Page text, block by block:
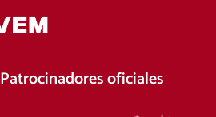
Patrocinadores oficiales